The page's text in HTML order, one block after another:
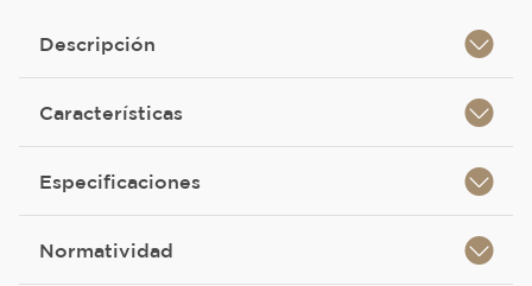
Descripción
Características
Especificaciones
Normatividad